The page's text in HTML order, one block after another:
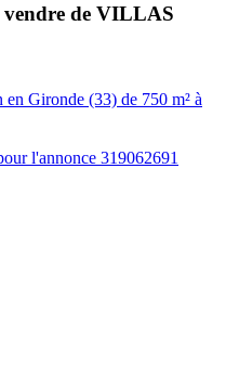
vendre de VILLAS